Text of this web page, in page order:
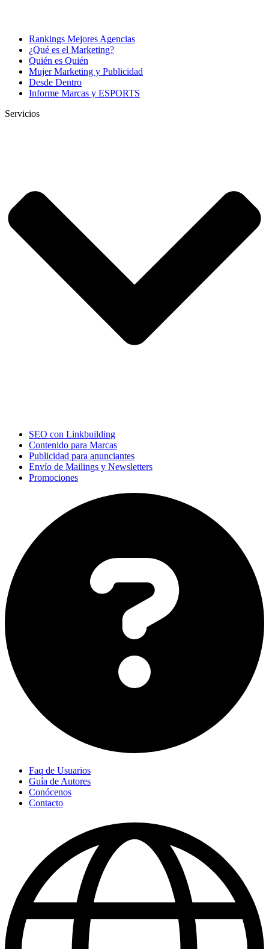
Rankings Mejores Agencias
¿Qué es el Marketing?
Quién es Quién
Mujer Marketing y Publicidad
Desde Dentro
Informe Marcas y ESPORTS
Servicios
SEO con Linkbuilding
Contenido para Marcas
Publicidad para anunciantes
Envío de Mailings y Newsletters
Promociones
Faq de Usuarios
Guía de Autores
Conócenos
Contacto